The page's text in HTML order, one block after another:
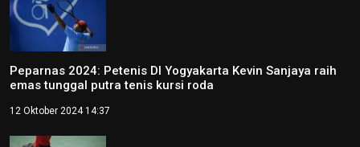
Peparnas 2024: Petenis DI Yogyakarta Kevin Sanjaya raih
emas tunggal putra tenis kursi roda
12 Oktober 2024 14:37